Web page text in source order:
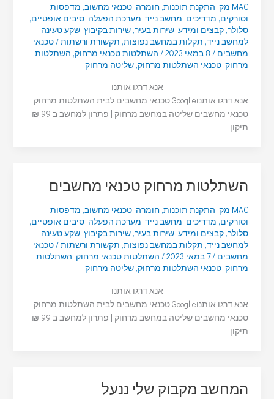
MAC מק , התקנת תוכנות, חומרה, טכנאי מחשוב, מדפסות
וסורקים, מדריכים, מחשב נייד, מערכת הפעלה, סיבים אופטיים,
סלולר, קבצים ומידע, שירות בעיר, שירות בקיבוץ, שקע טעינה
למחשב נייד, תקלות במחשב נפוצות, תקשורת ורשתות/טכנאי
מחשבים / 8 במאי 2023 / השתלטות טכנאי מרחוק, השתלטות
מרחוק, טכנאי השתלטות מרחוק, שליטה מרחוק
אנא דרגו אותנו
אנא דרגו אותנוGooglle טכנאי מחשבים לבית השתלטות מרחוק
טכנאי מחשבים שליטה במחשב מרחוק | פתרון למחשב ב 99 ₪
תיקון
השתלטות מרחוק טכנאי מחשבים
MAC מק , התקנת תוכנות, חומרה, טכנאי מחשוב, מדפסות
וסורקים, מדריכים, מחשב נייד, מערכת הפעלה, סיבים אופטיים,
סלולר, קבצים ומידע, שירות בעיר, שירות בקיבוץ, שקע טעינה
למחשב נייד, תקלות במחשב נפוצות, תקשורת ורשתות/טכנאי
מחשבים /7 במאי 2023 / השתלטות טכנאי מרחוק, השתלטות
מרחוק, טכנאי השתלטות מרחוק, שליטה מרחוק
אנא דרגו אותנו
אנא דרגו אותנוGooglle טכנאי מחשבים לבית השתלטות מרחוק
טכנאי מחשבים שליטה במחשב מרחוק | פתרון למחשב ב 99 ₪
תיקון
המחשב מקבוק שלי ננעל